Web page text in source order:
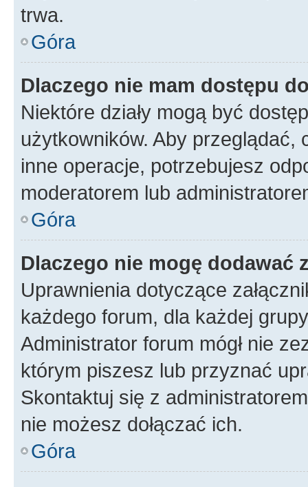
trwa.
Góra
Dlaczego nie mam dostępu
Niektóre działy mogą być
użytkowników. Aby
inne operacje, potrzebujesz
moderatorem lub
Góra
Dlaczego nie mogę dodawać
Uprawnienia dotyczące
każdego forum, dla każdej
Administrator forum mógł nie
którym piszesz lub przyznać
Skontaktuj się z
nie możesz dołączać ich.
Góra